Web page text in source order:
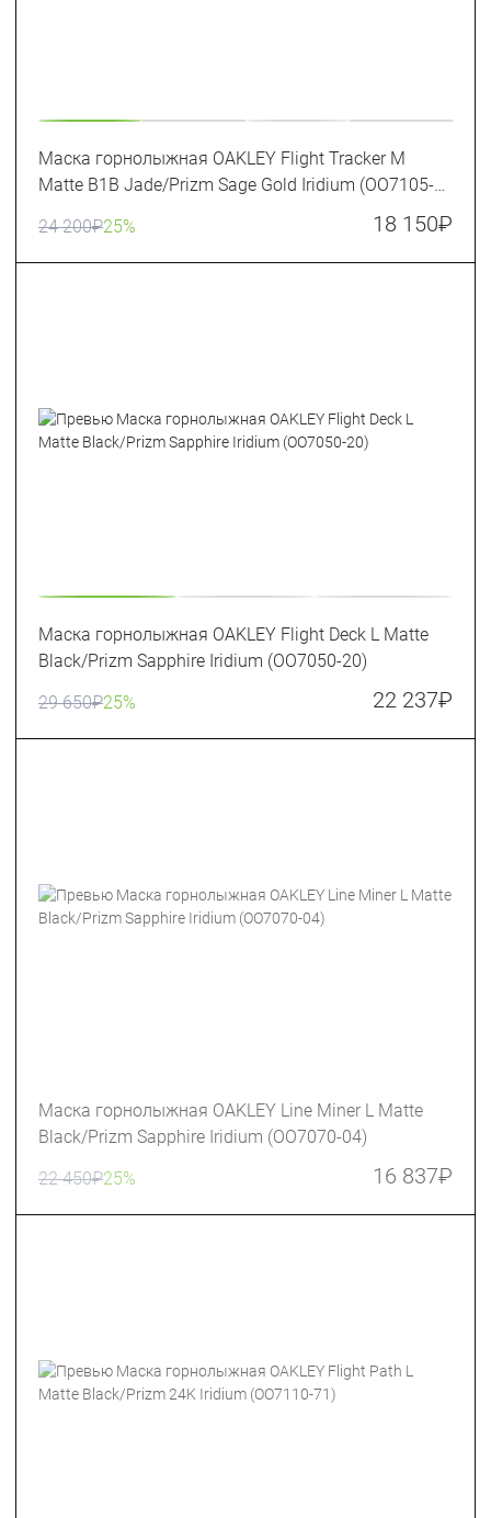
Маска горнолыжная OAKLEY Flight Tracker M
Matte B1B Jade/Prizm Sage Gold Iridium (OO7105-
24 200₽25% 18 150₽
Маска горнолыжная OAKLEY Flight Deck L Matte
Black/Prizm Sapphire Iridium (OO7050-20)
29 650₽25% 22 237₽
Маска горнолыжная OAKLEY Line Miner L Matte
Black/Prizm Sapphire Iridium (OO7070-04)
22 450₽25% 16 837₽